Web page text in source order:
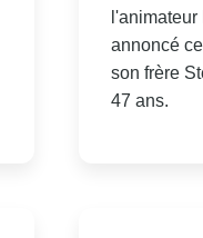
annoncé
son frère
47 ans.